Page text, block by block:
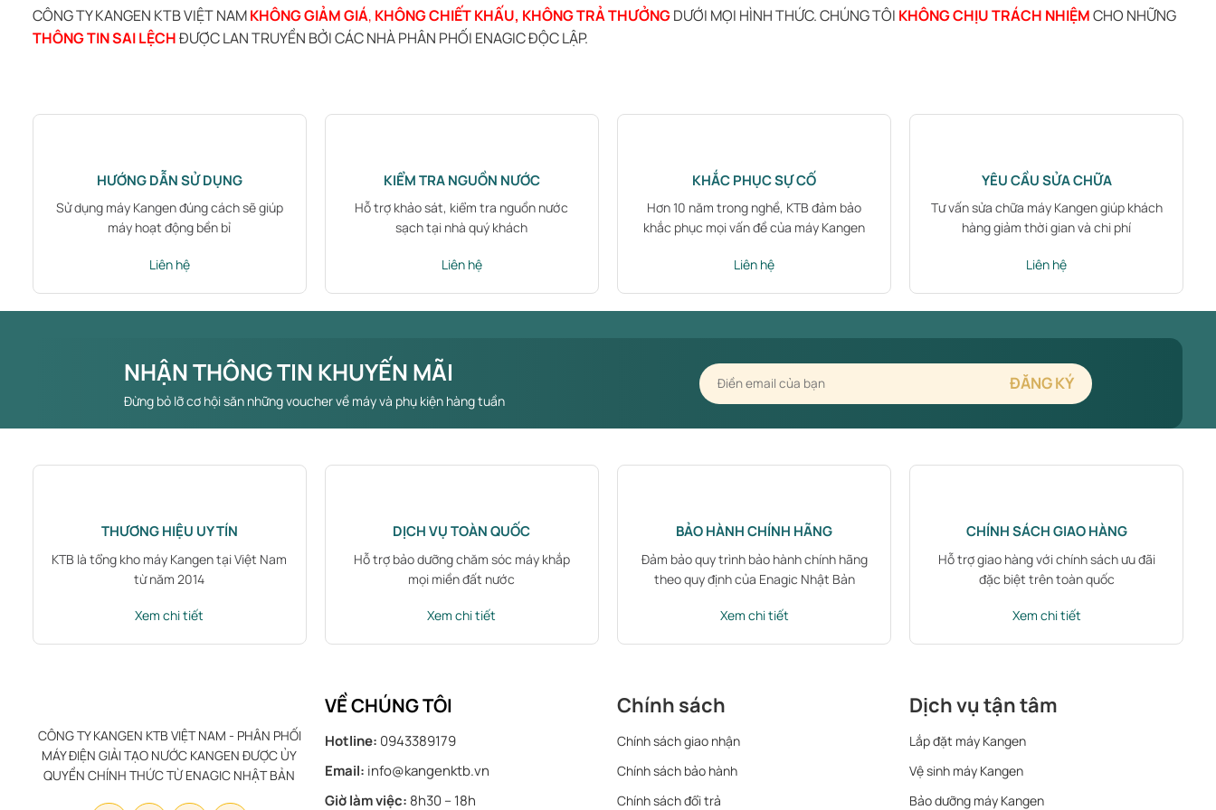
CÔNG TY KANGEN KTB VIỆT NAMKHÔNG GIẢM GIÁ, KHÔNG CHIẾT KHẤU, KHÔNG TRẢ THƯỞNGDƯỚI MỌI HÌNH THỨC. CHÚNG TÔI KHÔNG CHỊU TRÁCH NHIỆMCHO NHỮNG
THÔNG TIN SAI LỆCHĐƯỢC LAN TRUYỀN BỞI CÁC NHÀ PHÂN PHỐI ENAGIC ĐỘC LẬP.
HƯỚNG DẪN SỬ DỤNG
Sử dụng máy Kangen đúng cách sẽ giúp
máy hoạt động bền bỉ
Liên hệ
KIỂM TRA NGUỒN NƯỚC
Hỗ trợ khảo sát, kiểm tra nguồn nước
sạch tại nhà quý khách
Liên hệ
KHẮC PHỤC SỰ CỐ
Hơn 10 năm trong nghề, KTB đảm bảo
khắc phục mọi vấn đề của máy Kangen
Liên hệ
YÊU CẦU SỬA CHỮA
Tư vấn sửa chữa máy Kangen giúp khách
hàng giảm thời gian và chi phí
Liên hệ
NHẬN THÔNG TIN KHUYẾN MÃI
Đừng bỏ lỡ cơ hội săn những voucher về máy và phụ kiện hàng tuần
THƯƠNG HIỆU UY TÍN
KTB là tổng kho máy Kangen tại Việt Nam
từ năm 2014
Xem chi tiết
DỊCH VỤ TOÀN QUỐC
Hỗ trợ bảo dưỡng chăm sóc máy khắp
mọi miền đất nước
Xem chi tiết
BẢO HÀNH CHÍNH HÃNG
Đảm bảo quy trình bảo hành chính hãng
theo quy định của Enagic Nhật Bản
Xem chi tiết
CHÍNH SÁCH GIAO HÀNG
Hỗ trợ giao hàng với chính sách ưu đãi
đặc biệt trên toàn quốc
Xem chi tiết
CÔNG TY KANGEN KTB VIỆT NAM - PHÂN PHỐI
MÁY ĐIỆN GIẢI TẠO NƯỚC KANGEN ĐƯỢC ỦY
QUYỀN CHÍNH THỨC TỪ ENAGIC NHẬT BẢN
VỀ CHÚNG TÔI
Hotline: 0943389179
Email: info@kangenktb.vn
Giờ làm việc: 8h30 – 18h
Chính sách
Chính sách giao nhận
Chính sách bảo hành
Chính sách đổi trả
Dịch vụ tận tâm
Lắp đặt máy Kangen
Vệ sinh máy Kangen
Bảo dưỡng máy Kangen